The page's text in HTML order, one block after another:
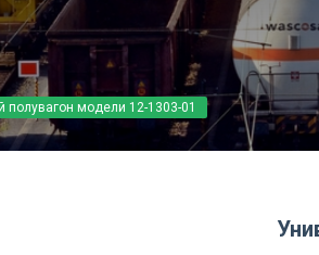
Виды работ
Наши разработки
Аккредитация и
полувагон модели 12-1303-01